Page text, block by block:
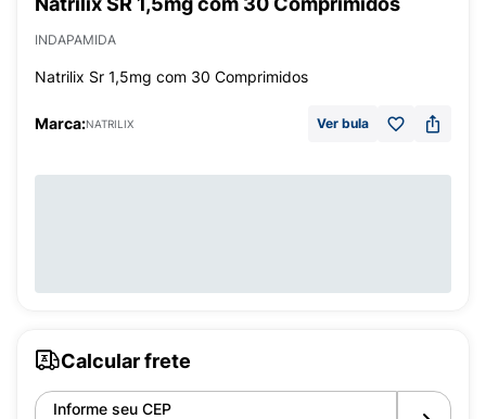
INDAPAMIDA
Natrilix Sr 1,5mg com 30 Comprimidos
Marca:NATRILIX Ver bula
Calcular frete
Informe seu CEP